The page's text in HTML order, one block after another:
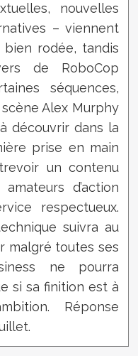
nouvelles
– viennent
rodée, tandis
de RoboCop
séquences,
Alex Murphy
découvrir dans la
prise en main
un contenu
d’action
respectueux.
suivra au
malgré toutes ses
ne pourra
si sa finition est à
Réponse